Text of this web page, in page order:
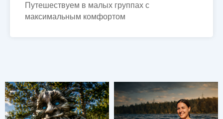
Путешествуем в малых группах с
максимальным комфортом